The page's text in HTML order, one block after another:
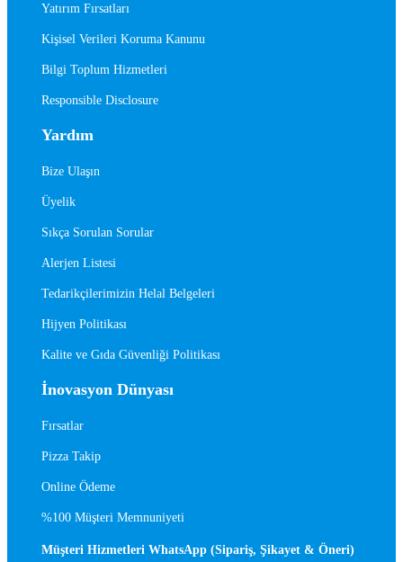
Yatırım Fırsatları
Kişisel Verileri Koruma Kanunu
Bilgi Toplum Hizmetleri
Responsible Disclosure
Yardım
Bize Ulaşın
Üyelik
Sıkça Sorulan Sorular
Alerjen Listesi
Tedarikçilerimizin Helal Belgeleri
Hijyen Politikası
Kalite ve Gıda Güvenliği Politikası
İnovasyon Dünyası
Fırsatlar
Pizza Takip
Online Ödeme
%100 Müşteri Memnuniyeti
Müşteri Hizmetleri WhatsApp (Sipariş, Şikayet & Öneri)